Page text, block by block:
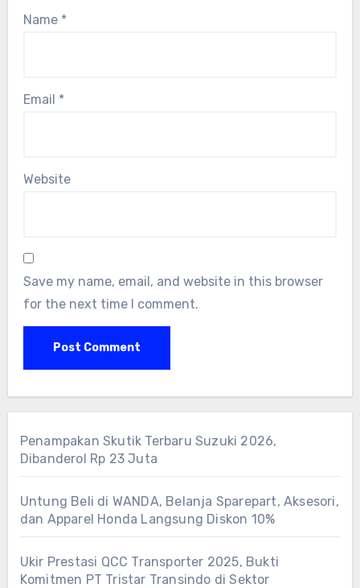
Name *
Email *
Website
Save my name, email, and website in this browser
for the next time I comment.
Penampakan Skutik Terbaru Suzuki 2026,
Dibanderol Rp 23 Juta
Untung Beli di WANDA, Belanja Sparepart, Aksesori,
dan Apparel Honda Langsung Diskon 10%
Ukir Prestasi QCC Transporter 2025, Bukti
Komitmen PT Tristar Transindo di Sektor